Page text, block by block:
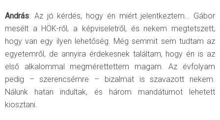
András: Az jó kérdés, hogy én miért jelentkeztem… Gábor
mesélt a HÖK-ről, a képviseletről, és nekem megtetszett,
hogy van egy ilyen lehetőség. Még semmit sem tudtam az
egyetemről, de annyira érdekesnek találtam, hogy én is az
első alkalommal megmérettettem magam. Az évfolyam
pedig – szerencsémre – bizalmat is szavazott nekem.
Nálunk hatan indultak, és három mandátumot lehetett
kiosztani.